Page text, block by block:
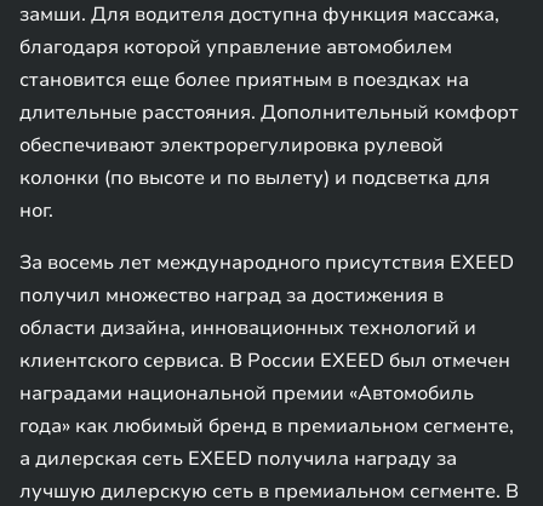
замши. Для водителя доступна функция массажа,
благодаря которой управление автомобилем
становится еще более приятным в поездках на
длительные расстояния. Дополнительный комфорт
обеспечивают электрорегулировка рулевой
колонки (по высоте и по вылету) и подсветка для
ног.
За восемь лет международного присутствия EXEED
получил множество наград за достижения в
области дизайна, инновационных технологий и
клиентского сервиса. В России EXEED был отмечен
наградами национальной премии «Автомобиль
года» как любимый бренд в премиальном сегменте,
а дилерская сеть EXEED получила награду за
лучшую дилерскую сеть в премиальном сегменте. В